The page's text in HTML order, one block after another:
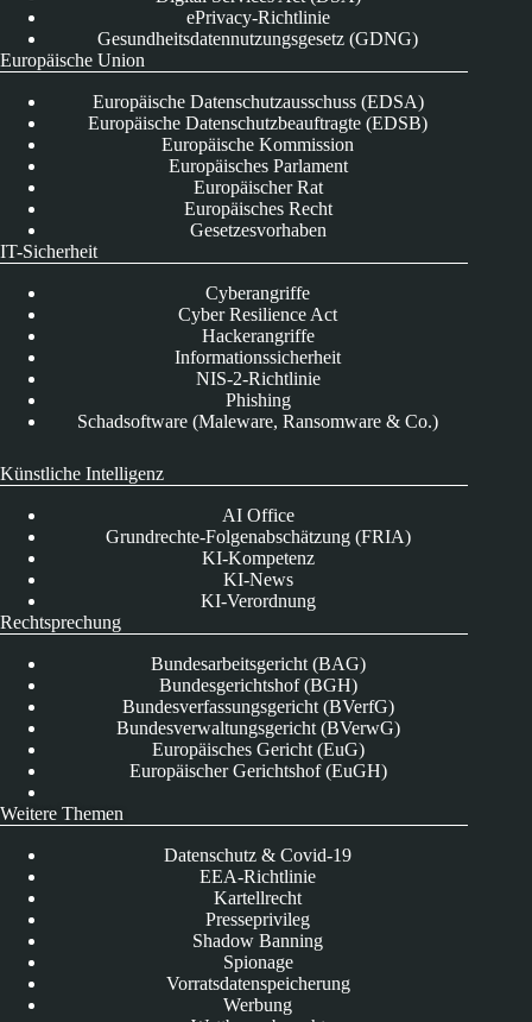
ePrivacy-Richtlinie
Gesundheitsdatennutzungsgesetz (GDNG)
Europäische Union
Europäische Datenschutzausschuss (EDSA)
Europäische Datenschutzbeauftragte (EDSB)
Europäische Kommission
Europäisches Parlament
Europäischer Rat
Europäisches Recht
Gesetzesvorhaben
IT-Sicherheit
Cyberangriffe
Cyber Resilience Act
Hackerangriffe
Informationssicherheit
NIS-2-Richtlinie
Phishing
Schadsoftware (Maleware, Ransomware & Co.)
Künstliche Intelligenz
AI Office
Grundrechte-Folgenabschätzung (FRIA)
KI-Kompetenz
KI-News
KI-Verordnung
Rechtsprechung
Bundesarbeitsgericht (BAG)
Bundesgerichtshof (BGH)
Bundesverfassungsgericht (BVerfG)
Bundesverwaltungsgericht (BVerwG)
Europäisches Gericht (EuG)
Europäischer Gerichtshof (EuGH)
Weitere Themen
Datenschutz & Covid-19
EEA-Richtlinie
Kartellrecht
Presseprivileg
Shadow Banning
Spionage
Vorratsdatenspeicherung
Werbung